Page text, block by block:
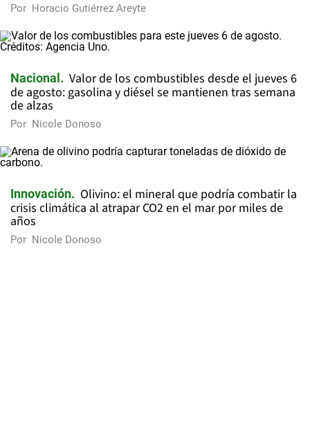
Por Horacio Gutiérrez Areyte
Nacional
Valor de los combustibles desde el jueves 6
de agosto: gasolina y diésel se mantienen tras semana
de alzas
Por Nicole Donoso
Innovación
Olivino: el mineral que podría combatir la
crisis climática al atrapar CO2 en el mar por miles de
años
Por Nicole Donoso